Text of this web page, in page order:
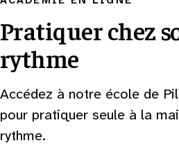
Pratiquer chez
rythme
Accédez à notre école de
pour pratiquer seule à la
rythme.